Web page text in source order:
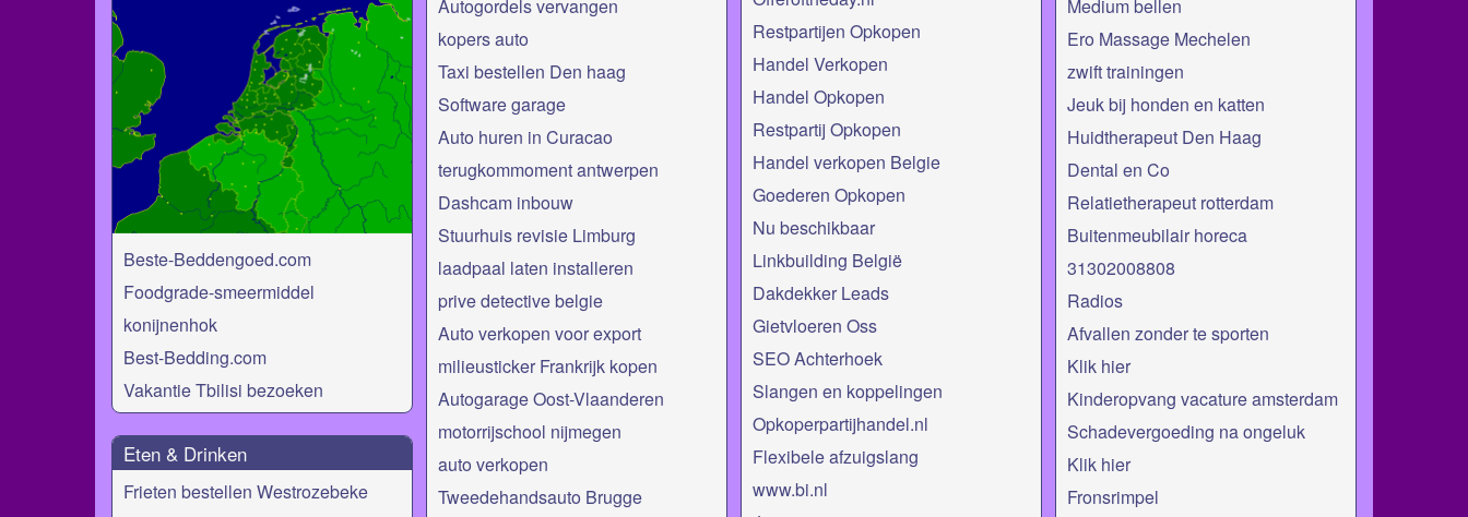
Beste-Beddengoed.com
Foodgrade-smeermiddel
konijnenhok
Best-Bedding.com
Vakantie Tbilisi bezoeken
Eten & Drinken
Frieten bestellen Westrozebeke
Autogordels vervangen
kopers auto
Taxi bestellen Den haag
Software garage
Auto huren in Curacao
terugkommoment antwerpen
Dashcam inbouw
Stuurhuis revisie Limburg
laadpaal laten installeren
prive detective belgie
Auto verkopen voor export
milieusticker Frankrijk kopen
Autogarage Oost-Vlaanderen
motorrijschool nijmegen
auto verkopen
Tweedehandsauto Brugge
Restpartijen Opkopen
Handel Verkopen
Handel Opkopen
Restpartij Opkopen
Handel verkopen Belgie
Goederen Opkopen
Nu beschikbaar
Linkbuilding België
Dakdekker Leads
Gietvloeren Oss
SEO Achterhoek
Slangen en koppelingen
Opkoperpartijhandel.nl
Flexibele afzuigslang
www.bi.nl
Medium bellen
Ero Massage Mechelen
zwift trainingen
Jeuk bij honden en katten
Huidtherapeut Den Haag
Dental en Co
Relatietherapeut rotterdam
Buitenmeubilair horeca
31302008808
Radios
Afvallen zonder te sporten
Klik hier
Kinderopvang vacature amsterdam
Schadevergoeding na ongeluk
Klik hier
Fronsrimpel